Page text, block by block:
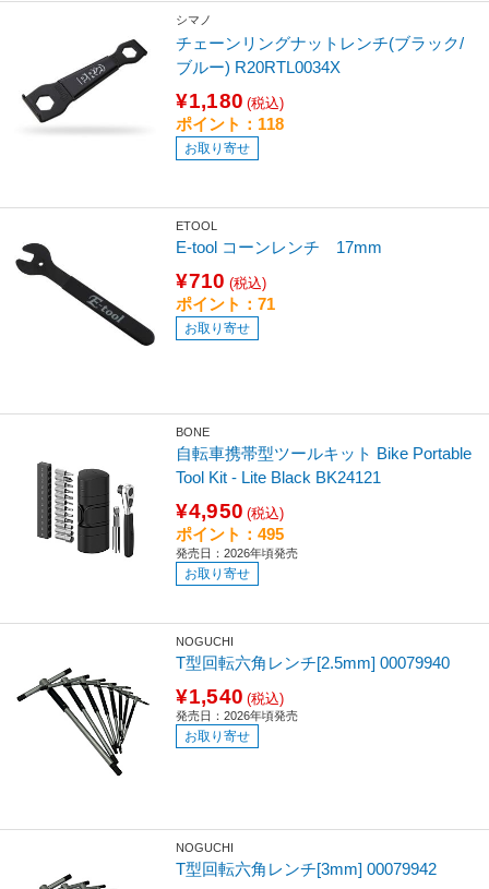
シマノ
チェーンリングナットレンチ(ブラック/
ブルー) R20RTL0034X
¥1,180 (税込)
ポイント：118
お取り寄せ
ETOOL
E-tool コーンレンチ 17mm
¥710 (税込)
ポイント：71
お取り寄せ
BONE
自転車携帯型ツールキット Bike Portable
Tool Kit - Lite Black BK24121
¥4,950 (税込)
ポイント：495
発売日：2026年頃発売
お取り寄せ
NOGUCHI
T型回転六角レンチ[2.5mm] 00079940
¥1,540 (税込)
発売日：2026年頃発売
お取り寄せ
NOGUCHI
T型回転六角レンチ[3mm] 00079942